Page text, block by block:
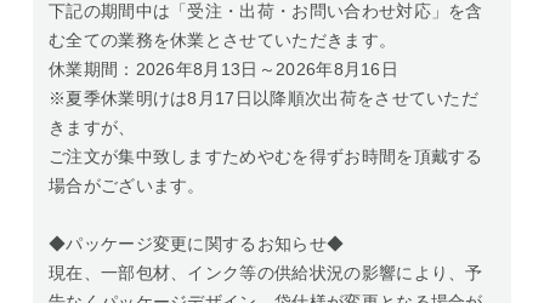
下記の期間中は「受注・出荷・お問い合わせ対応」を含
む全ての業務を休業とさせていただきます。
休業期間：2026年8月13日～2026年8月16日
※夏季休業明けは8月17日以降順次出荷をさせていただ
きますが、
ご注文が集中致しますためやむを得ずお時間を頂戴する
場合がございます。
◆パッケージ変更に関するお知らせ◆
現在、一部包材、インク等の供給状況の影響により、予